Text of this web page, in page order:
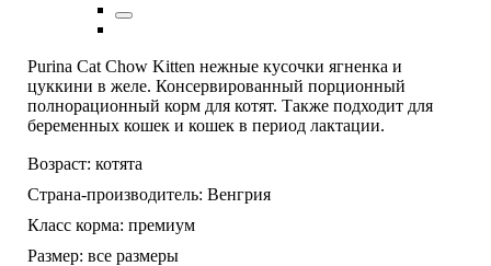
Purina Cat Chow Kitten нежные кусочки ягненка и
цуккини в желе. Консервированный порционный
полнорационный корм для котят. Также подходит для
беременных кошек и кошек в период лактации.
Возраст: котята
Страна-производитель: Венгрия
Класс корма: премиум
Размер: все размеры